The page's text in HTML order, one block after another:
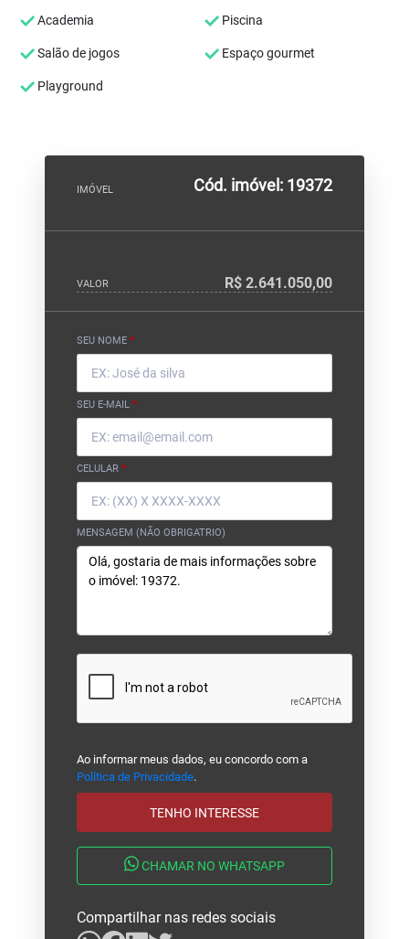
Academia Piscina
Salão de jogos Espaço gourmet
Playground
IMÓVEL Cód. imóvel: 19372
VALOR R$ 2.641.050,00
SEU NOME *
SEU E-MAIL *
CELULAR *
MENSAGEM (NÃO OBRIGATRIO)
Ao informar meus dados, eu concordo com a
Política de Privacidade.
TENHO INTERESSE
CHAMAR NO WHATSAPP
Compartilhar nas redes sociais